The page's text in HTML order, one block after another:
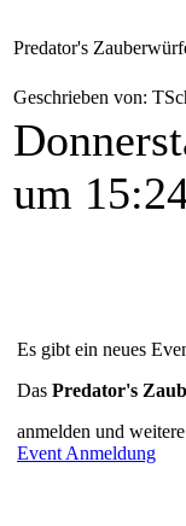
Predator's
Geschrieben von:
um
Es gibt ein neues
Das Predator's
anmelden und
Event Anmeldung